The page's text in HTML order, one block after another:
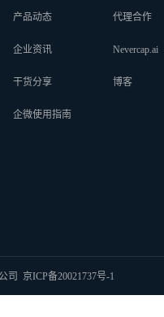
产品动态
企业资讯
干货分享
企微使用指南
代理合作
Nevercap.ai
博客
司 京ICP备20021737号-1